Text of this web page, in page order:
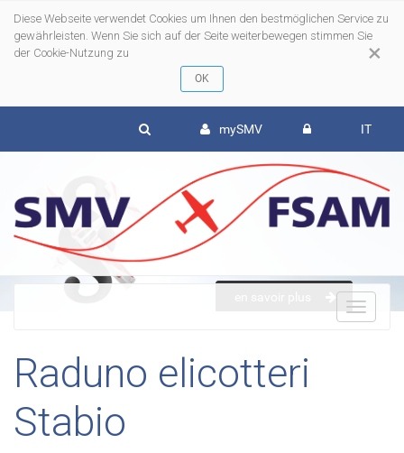
×
Diese Webseite verwendet Cookies um Ihnen den bestmöglichen Service zu
gewährleisten. Wenn Sie sich auf der Seite weiterbewegen stimmen Sie
der Cookie-Nutzung zu
mySMV IT
Raduno elicotteri
Stabio